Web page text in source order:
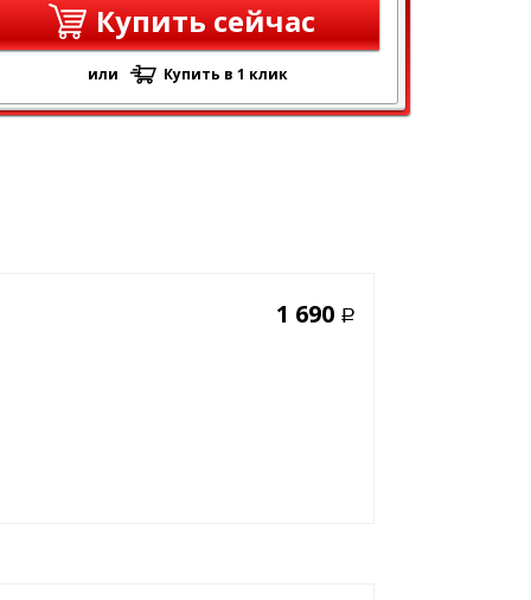
Купить сейчас
или Купить в 1 клик
1 690 Р